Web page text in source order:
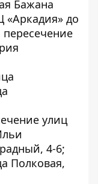
Бажана
«Аркадия» до
улиц
4-6;
Полковая,